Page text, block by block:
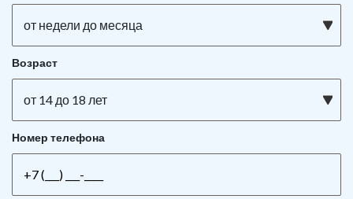
от недели до месяца
Возраст
от 14 до 18 лет
Номер телефона